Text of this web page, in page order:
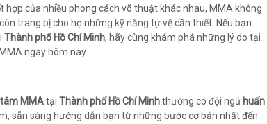
của nhiều phong cách võ thuật khác nhau, MMA không
trang bị cho họ những kỹ năng tự vệ cần thiết. Nếu bạn
Thành phố Hồ Chí Minh, hãy cùng khám phá những lý do tại
ngay hôm nay.
MMAtại Thành phố Hồ Chí Minhthường có đội ngũ huấn
sẵn sàng hướng dẫn bạn từ những bước cơ bản nhất đến